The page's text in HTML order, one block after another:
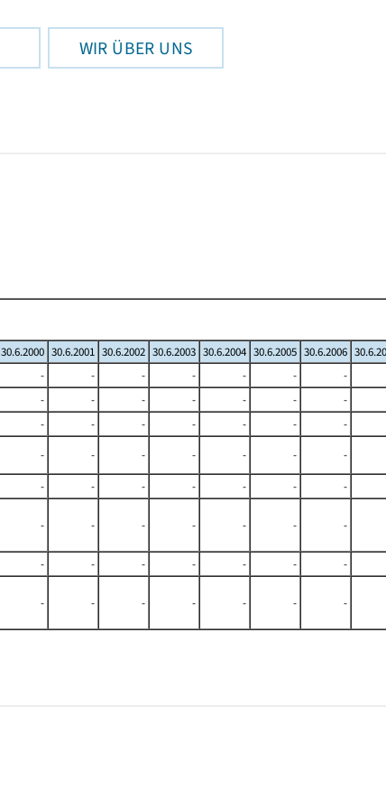
WIR ÜBER UNS
30.6.2000 30.6.2001 30.6.2002 30.6.2003 30.6.2004 30.6.2005 30.6.2006
- - - - - -
-
- - - - - -
-
- - - - - -
-
- - - - - -
-
- - - - - -
-
- - - - - - -
- - - - - -
-
- - - - - - -